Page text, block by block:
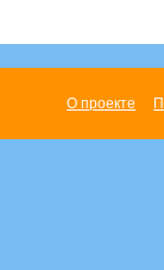
О проекте